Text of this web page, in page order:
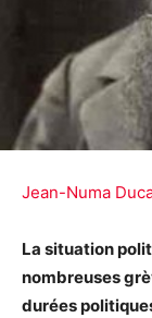
Jean-Numa
La situation
nombreuses
durées